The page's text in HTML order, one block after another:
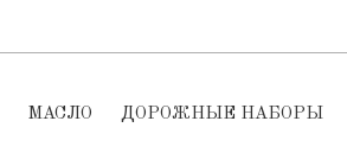
МАСЛО ДОРОЖНЫЕ НАБОРЫ